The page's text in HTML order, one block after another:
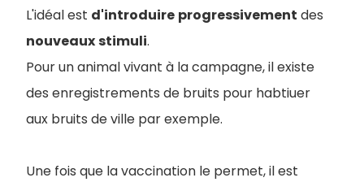
L'idéal est d'introduire progressivement des
nouveauxstimuli.
Pour un animal vivant à la campagne, il existe
des enregistrements de bruits pour habtiuer
aux bruits de ville par exemple.
Une fois que la vaccination le permet, il est